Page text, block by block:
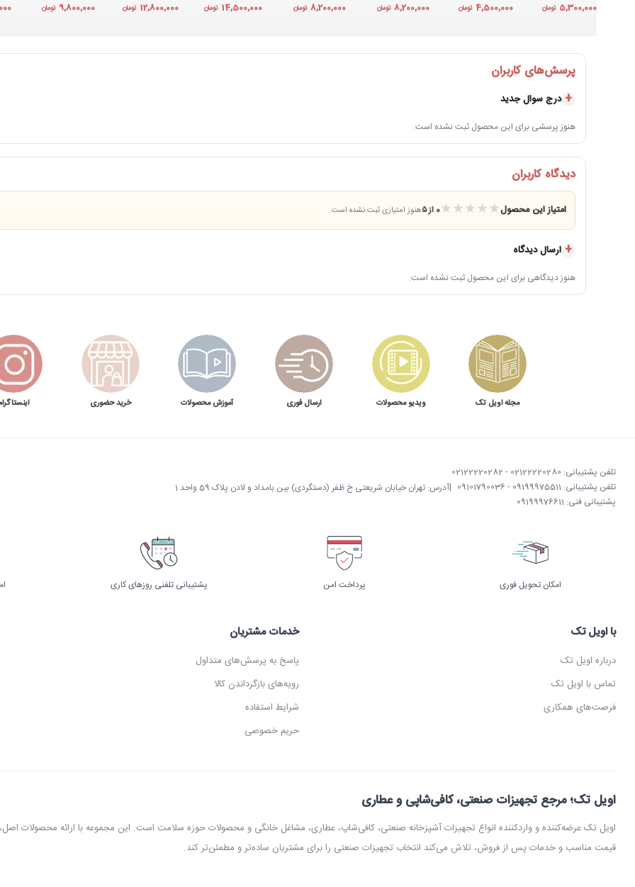
5,300,000 تومان 4,500,000 تومان 8,200,000 تومان 8,200,000 تومان 14,500,000 تومان 12,800,000 تومان 9,800,000 تومان
پرسش‌های کاربران
درج سوال جدید
هنوز پرسشی برای این محصول ثبت نشده است.
دیدگاه کاربران
امتیاز این محصول ★★★★★ 0 از ۵ هنوز امتیازی ثبت نشده است.
ارسال دیدگاه
هنوز دیدگاهی برای این محصول ثبت نشده است.
مجله اویل تک ویدیو محصولات ارسال فوری آموزش محصولات خرید حضوری
تلفن پشتیبانی: 02122220280 - 02122220282
تلفن پشتیبانی: 09199975511 - 09101790036
پشتیبانی فنی: 09199976611
|آدرس: تهران خیابان شریعتی خ ظفر (دستگردی) بین بامداد و لادن پلاک 59 واحد 1
امکان تحویل فوری پرداخت امن پشتیبانی تلفنی روزهای کاری
با اویل تک
درباره اویل تک
تماس با اویل تک
فرصت‌های همکاری
خدمات مشتریان
پاسخ به پرسش‌های متداول
رویه‌های بازگرداندن کالا
شرایط استفاده
حریم خصوصی
اویل تک؛ مرجع تجهیزات صنعتی، کافی‌شاپی و عطاری
اویل تک عرضه‌کننده و واردکننده انواع تجهیزات آشپزخانه صنعتی، کافی‌شاپ، عطاری، مشاغل خانگی و محصولات حوزه سلامت است. این مجموعه با ارائه محصولات